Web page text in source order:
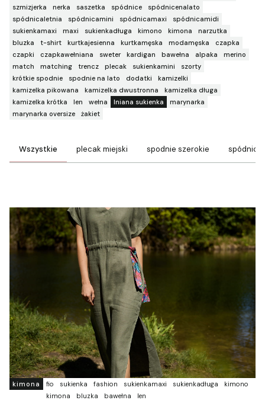
szmizjerka
nerka saszetka spódnice
spódnicenalato
spódnicaletnia
spódnicamini spódnicamaxi
spódnicamidi
sukienkamaxi
maxi sukienkadługa kimono kimona
narzutka
bluzka
t-shirt kurtkajesienna kurtkamęska modamęska
czapka
czapki
czapkawełniana sweter kardigan bawełna alpaka
merino
match
matching trencz plecak sukienkamini
szorty
krótkie spodnie
spodnie na lato dodatki
kamizelki
kamizelka pikowana
kamizelka dwustronna
kamizelka długa
kamizelka krótka
len wełna lniana sukienka
marynarka
marynarka oversize
żakiet
Wszystkie plecak miejski spodnie szerokie spódnice
kimona fio sukienka fashion sukienkamaxi sukienkadługa
kimono
kimona
bluzka bawełna len